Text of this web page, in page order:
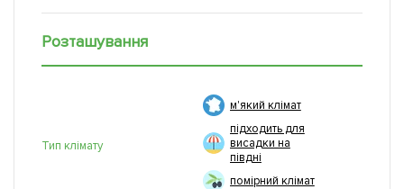
Розташування
Тип клімату
м'який клімат
підходить для
висадки на
півдні
помірний клімат